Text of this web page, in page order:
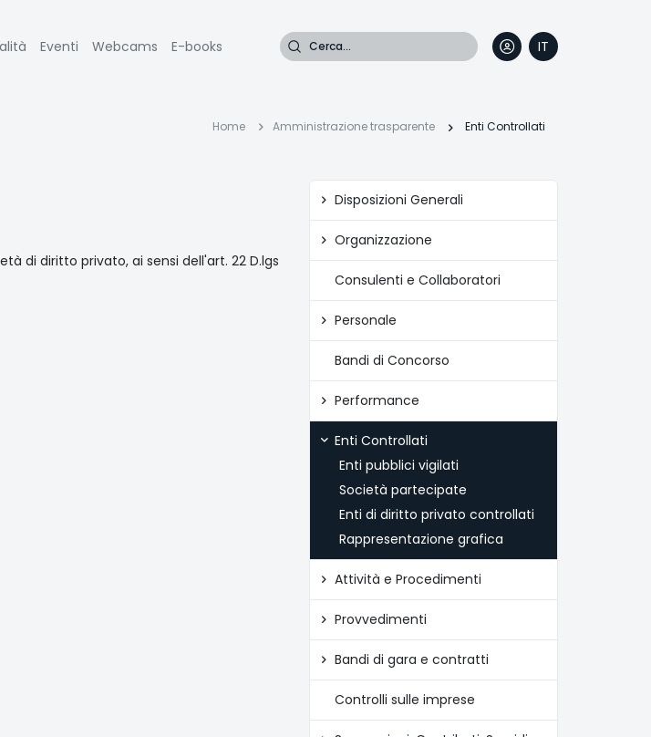
Eventi Webcams E-books Cerca
IT
EN
FR
DE
Briciole
pane
Home Amministrazione trasparente Enti Controllati
di diritto privato, ai sensi dell'art. 22 D.lgs
Amministrazione
trasparente
Disposizioni Generali
Organizzazione
Consulenti e Collaboratori
Personale
Bandi di Concorso
Performance
Enti Controllati
Enti pubblici vigilati
Società partecipate
Enti di diritto privato controllati
Rappresentazione grafica
Attività e Procedimenti
Provvedimenti
Bandi di gara e contratti
Controlli sulle imprese